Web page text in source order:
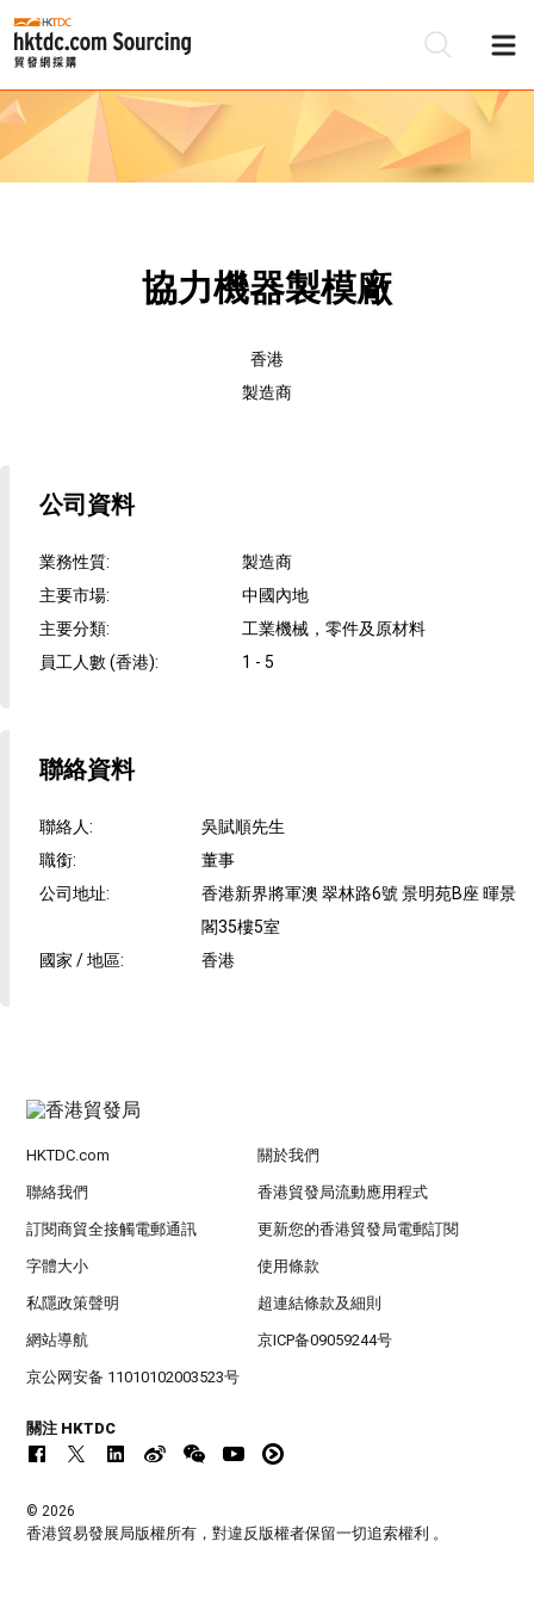
協力機器製模廠
香港
製造商
公司資料
業務性質:
製造商
主要市場:
中國內地
主要分類:
工業機械，零件及原材料
員工人數 (香港): 1 - 5
聯絡資料
聯絡人:
吳賦順先生
職銜:
董事
公司地址:
香港新界將軍澳 翠林路6號 景明苑B座 暉景
閣35樓5室
國家 / 地區: 香港
HKTDC.com 關於我們
聯絡我們 香港貿發局流動應用程式
訂閱商貿全接觸電郵通訊 更新您的香港貿發局電郵訂閱
字體大小 使用條款
私隱政策聲明 超連結條款及細則
網站導航 京ICP备09059244号
京公网安备 11010102003523号
關注 HKTDC
© 2026
香港貿易發展局版權所有，對違反版權者保留一切追索權利 。